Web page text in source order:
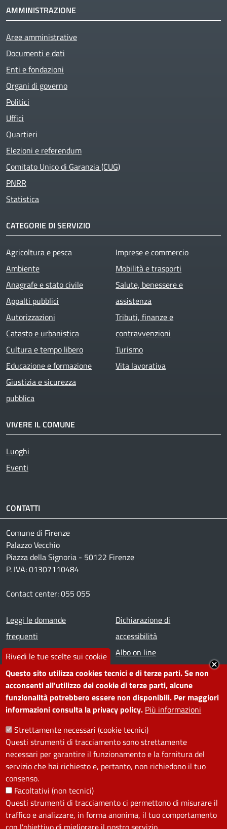
Rivedi le tue scelte sui cookie
Questo sito utilizza cookies tecnici e di terze parti. Se non
acconsenti all'utilizzo dei cookie di terze parti, alcune
funzionalità potrebbero essere non disponibili. Per maggiori
informazioni consulta la privacy policy. Più informazioni
Strettamente necessari (cookie tecnici)
Questi strumenti di tracciamento sono strettamente
necessari per garantire il funzionamento e la fornitura del
servizio che hai richiesto e, pertanto, non richiedono il tuo
consenso.
Facoltativi (non tecnici)
Questi strumenti di tracciamento ci permettono di misurare il
traffico e analizzare, in forma anonima, il tuo comportamento
AMMINISTRAZIONE
Aree amministrative
Documenti e dati
Enti e fondazioni
Organi di governo
Politici
Uffici
Quartieri
Elezioni e referendum
Comitato Unico di Garanzia (CUG)
PNRR
Statistica
CATEGORIE DI SERVIZIO
Agricoltura e pesca
Ambiente
Anagrafe e stato civile
Appalti pubblici
Autorizzazioni
Catasto e urbanistica
Cultura e tempo libero
Educazione e formazione
Giustizia e sicurezza
pubblica
Imprese e commercio
Mobilità e trasporti
Salute, benessere e
assistenza
Tributi, finanze e
contravvenzioni
Turismo
Vita lavorativa
VIVERE IL COMUNE
Luoghi
Eventi
CONTATTI
Comune di Firenze
Palazzo Vecchio
Piazza della Signoria - 50122 Firenze
P. IVA: 01307110484
Contact center: 055 055
Footer menu
Leggi le domande
frequenti
Prenota appuntamento
Segnala disservizio
Amministrazione
trasparente
Note legali
Dichiarazione di
accessibilità
Albo on line
Redazione web
Piano di miglioramento dei
servizi
Contatti
SEGUICI SU
Facebook
Instagram
YouTube
Telegram
WhatsApp
TwitterLinkedin
PRIVACY